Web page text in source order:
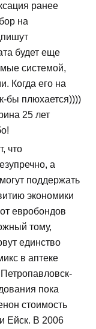
ранее
на
будет еще
системой,
Когда его на
бы плюхается))))
25 лет
что
а
поддержать
экономики
евробондов
тому,
единство
в аптеке
пока
стоимость
Ейск. В 2006